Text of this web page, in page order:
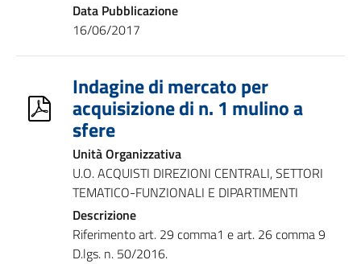
Data Pubblicazione
16/06/2017
Indagine di mercato per
acquisizione di n. 1 mulino a
sfere
Unità Organizzativa
U.O. ACQUISTI DIREZIONI CENTRALI, SETTORI
TEMATICO-FUNZIONALI E DIPARTIMENTI
Descrizione
Riferimento art. 29 comma1 e art. 26 comma 9
D.lgs. n. 50/2016.